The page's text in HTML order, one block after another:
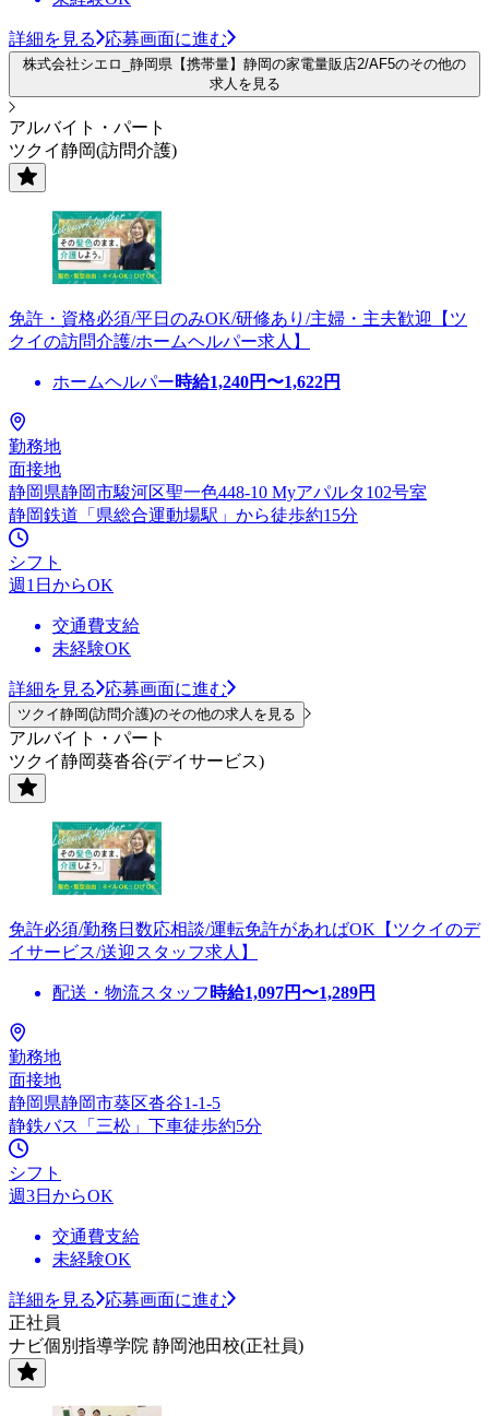
詳細を見る 応募画面に進む
株式会社シエロ_静岡県【携帯量】静岡の家電量販店2/AF5のその他の
求人を見る
アルバイト・パート
ツクイ静岡(訪問介護)
免許・資格必須/平日のみOK/研修あり/主婦・主夫歓迎【ツ
クイの訪問介護/ホームヘルパー求人】
ホームヘルパー時給1,240円〜1,622円
勤務地
面接地
静岡県静岡市駿河区聖一色448-10 Myアパルタ102号室
静岡鉄道「県総合運動場駅」から徒歩約15分
シフト
週1日からOK
交通費支給
未経験OK
詳細を見る 応募画面に進む
ツクイ静岡(訪問介護)のその他の求人を見る
アルバイト・パート
ツクイ静岡葵沓谷(デイサービス)
免許必須/勤務日数応相談/運転免許があればOK【ツクイのデ
イサービス/送迎スタッフ求人】
配送・物流スタッフ 時給1,097円〜1,289円
勤務地
面接地
静岡県静岡市葵区沓谷1-1-5
静鉄バス「三松」下車徒歩約5分
シフト
週3日からOK
交通費支給
未経験OK
詳細を見る
応募画面に進む
正社員
ナビ個別指導学院 静岡池田校(正社員)